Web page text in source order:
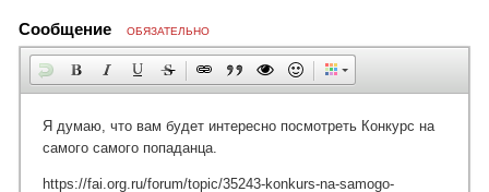
Сообщение ОБЯЗАТЕЛЬНО